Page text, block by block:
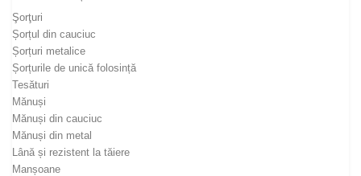
Şorţuri
Șorțul din cauciuc
Șorțuri metalice
Șorțurile de unică folosință
Tesături
Mănuși
Mănuși din cauciuc
Mănuși din metal
Lână și rezistent la tăiere
Manșoane